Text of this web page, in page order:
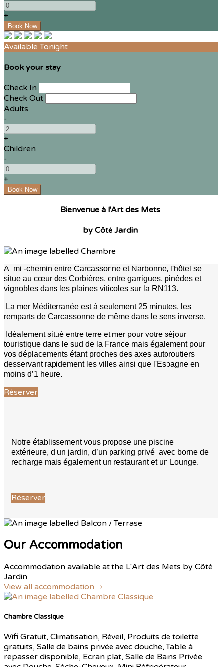
+
Available Tonight
Book your stay
Check In
Check Out
Adults
-
+
Children
-
+
Bienvenue à l'Art des Mets
by Côté Jardin
A mi -chemin entre Carcassonne et Narbonne, l'hôtel se
situe au cœur des Corbières, entre garrigues, pinèdes et
vignobles dans les plaines viticoles sur la RN113.
La mer Méditerranée est à seulement 25 minutes, les
remparts de Carcassonne de même dans le sens inverse.
Idéalement situé entre terre et mer pour votre séjour
touristique dans le sud de la France mais également pour
vos déplacements étant proches des axes autoroutiers
desservant rapidement les villes ainsi que l'Espagne en
moins d’1 heure.
Réserver
Notre établissement vous propose une piscine
extérieure, d’un jardin, d’un parking privé avec borne de
recharge mais également un restaurant et un Lounge.
Réserver
Our Accommodation
Accommodation available at the L'Art des Mets by Côté
Jardin
View all accommodation
Chambre Classique
Wifi Gratuit, Climatisation, Réveil, Produits de toilette
gratuits, Salle de bains privée avec douche, Table à
repasser disponible, Ecran plat, Salle de Bains Privée